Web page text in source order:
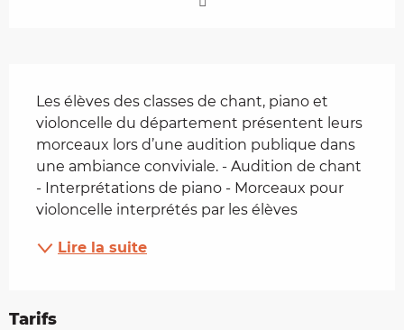
Les élèves des classes de chant, piano et
violoncelle du département présentent leurs
morceaux lors d’une audition publique dans
une ambiance conviviale. - Audition de chant
- Interprétations de piano - Morceaux pour
violoncelle interprétés par les élèves
Lire la suite
Tarifs